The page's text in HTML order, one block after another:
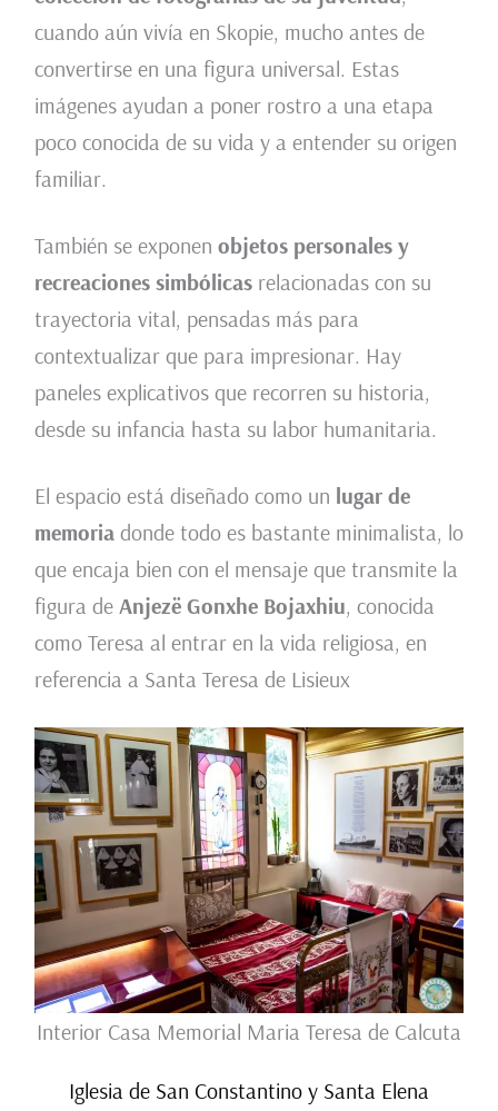
cuando aún vivía en Skopie, mucho antes de
convertirse en una figura universal. Estas
imágenes ayudan a poner rostro a una etapa
poco conocida de su vida y a entender su origen
familiar.
También se exponen objetos personales y
recreaciones simbólicasrelacionadas con su
trayectoria vital, pensadas más para
contextualizar que para impresionar. Hay
paneles explicativos que recorren su historia,
desde su infancia hasta su labor humanitaria.
El espacio está diseñado como un lugar de
memoriadonde todo es bastante minimalista, lo
que encaja bien con el mensaje que transmite la
figura de Anjezë Gonxhe Bojaxhiu, conocida
como Teresa al entrar en la vida religiosa, en
referencia a Santa Teresa de Lisieux
Interior Casa Memorial Maria Teresa de Calcuta
Iglesia de San Constantino y Santa Elena